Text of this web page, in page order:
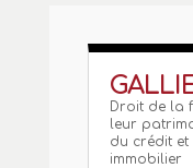
Droit de la
leur
du crédit
immobilier